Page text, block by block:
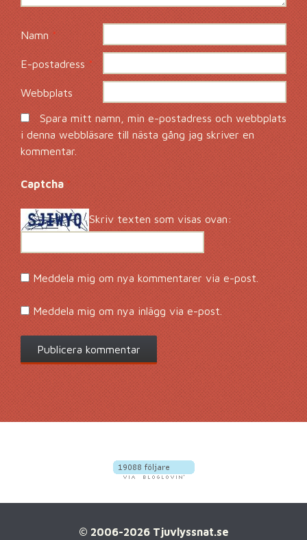
Namn *
E-postadress*
Webbplats
Spara mitt namn, min e-postadress och webbplats
i denna webbläsare till nästa gång jag skriver en
kommentar.
Captcha *
Skriv texten som visas ovan:
Meddela mig om nya kommentarer via e-post.
Meddela mig om nya inlägg via e-post.
© 2006-2026 Tjuvlyssnat.se